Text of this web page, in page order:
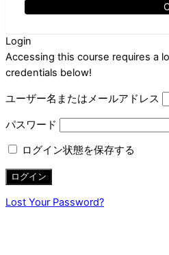
Login
Accessing this course requires a
credentials below!
ユーザー名またはメールアドレス
パスワード
ログイン状態を保存する
Lost Your Password?